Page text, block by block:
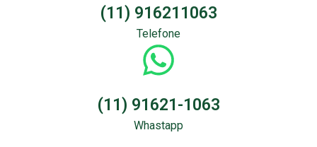
(11) 916211063
Telefone
(11) 91621-1063
Whastapp